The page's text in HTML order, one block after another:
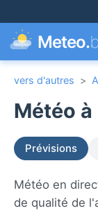
Meteo.
vers d'autres >
Météo
Prévisions
Météo en
de qualité de